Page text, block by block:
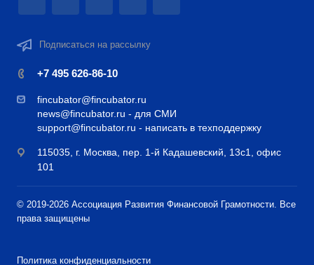
Подписаться на рассылку
+7 495 626-86-10
fincubator@fincubator.ru
news@fincubator.ru - для СМИ
support@fincubator.ru - написать в техподдержку
115035, г. Москва, пер. 1-й Кадашевский, 13с1, офис
101
© 2019-2026 Ассоциация Развития Финансовой Грамотности. Все
права защищены
Политика конфиденциальности